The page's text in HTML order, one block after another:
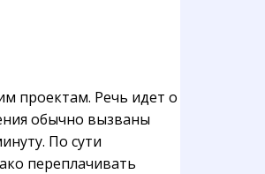
проектам. Речь идет о
обычно вызваны
По сути
переплачивать